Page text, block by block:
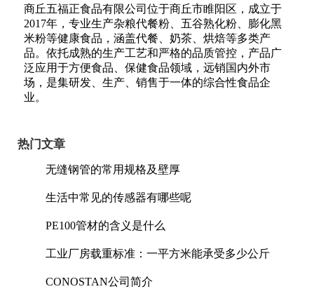
商丘五福正食品有限公司位于商丘市睢阳区，成立于
2017年，专业生产杂粮代餐粉、五谷熟化粉、膨化黑
米粉等健康食品，涵盖代餐、奶茶、烘焙等多类产
品。依托成熟的生产工艺和严格的品质管控，产品广
泛应用于方便食品、保健食品领域，远销国内外市
场，是集研发、生产、销售于一体的综合性食品企
业。
热门文章
无缝钢管的常用规格及壁厚
生活中常见的传感器有哪些呢
PE100管材的含义是什么
工业厂房载重标准：一平方米能承受多少公斤
CONOSTAN公司简介